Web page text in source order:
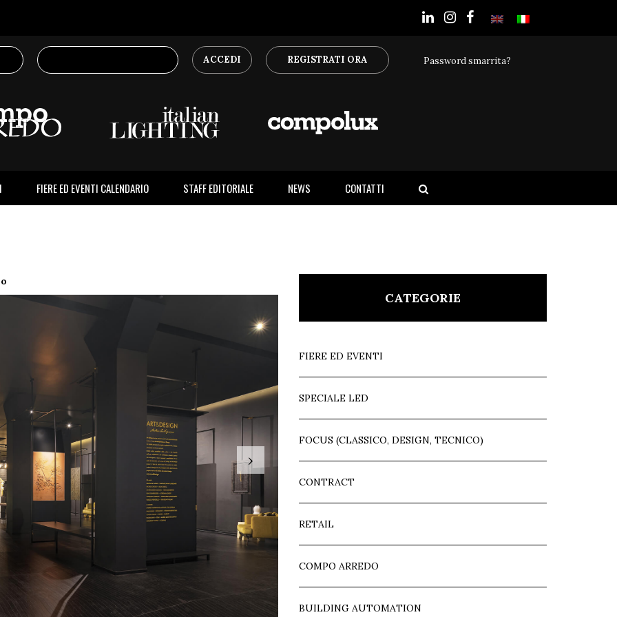
ACCEDI REGISTRATI ORA Password smarrita?
FIERE ED EVENTI CALENDARIO STAFF EDITORIALE NEWS CONTATTI
›
CATEGORIE
FIERE ED EVENTI
SPECIALE LED
FOCUS (CLASSICO, DESIGN, TECNICO)
CONTRACT
RETAIL
COMPO ARREDO
BUILDING AUTOMATION